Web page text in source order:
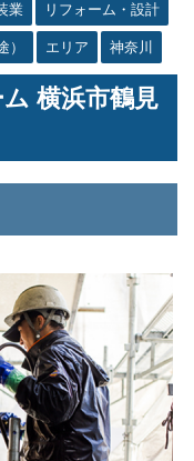
業 リフォーム・設計
） エリア 神奈川
横浜市鶴見